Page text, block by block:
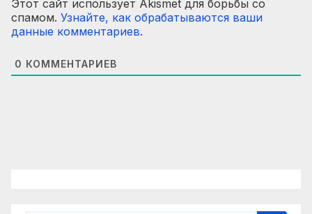
Этот сайт использует Akismet для борьбы со
спамом. Узнайте, как обрабатываются ваши
данные комментариев.
0 КОММЕНТАРИЕВ